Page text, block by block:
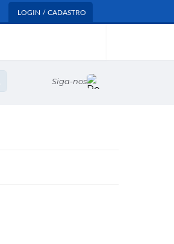
LOGIN / CADASTRO
Siga-nos